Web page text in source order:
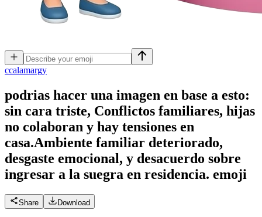
ccalamargy
podrias hacer una imagen en base a esto:
sin cara triste, Conflictos familiares, hijas
no colaboran y hay tensiones en
casa.Ambiente familiar deteriorado,
desgaste emocional, y desacuerdo sobre
ingresar a la suegra en residencia. emoji
Share Download